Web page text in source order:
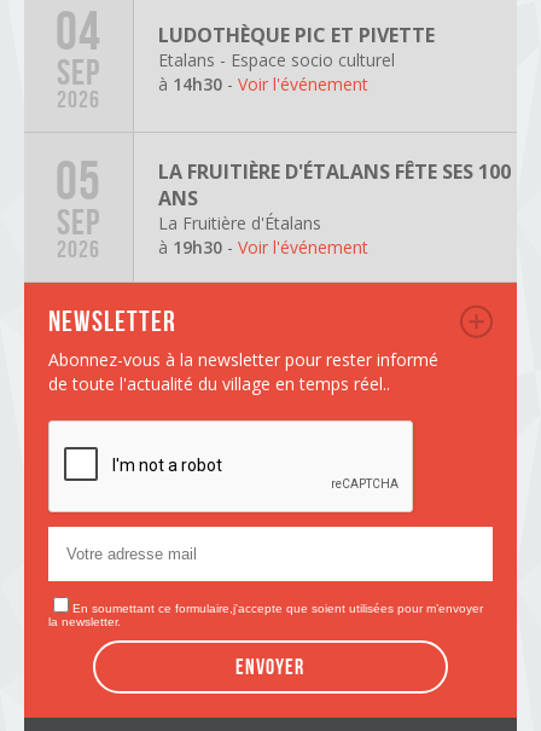
04
SEP
2026
LUDOTHÈQUE PIC ET PIVETTE
Etalans - Espace socio culturel
à 14h30 - Voir l'événement
05
SEP
2026
LA FRUITIÈRE D'ÉTALANS FÊTE SES 100
ANS
La Fruitière d'Étalans
à 19h30 - Voir l'événement
Newsletter
Abonnez-vous à la newsletter pour rester informé
de toute l'actualité du village en temps réel..
En soumettant ce formulaire,j'accepte que soient utilisées pour m’envoyer
la newsletter.
Envoyer